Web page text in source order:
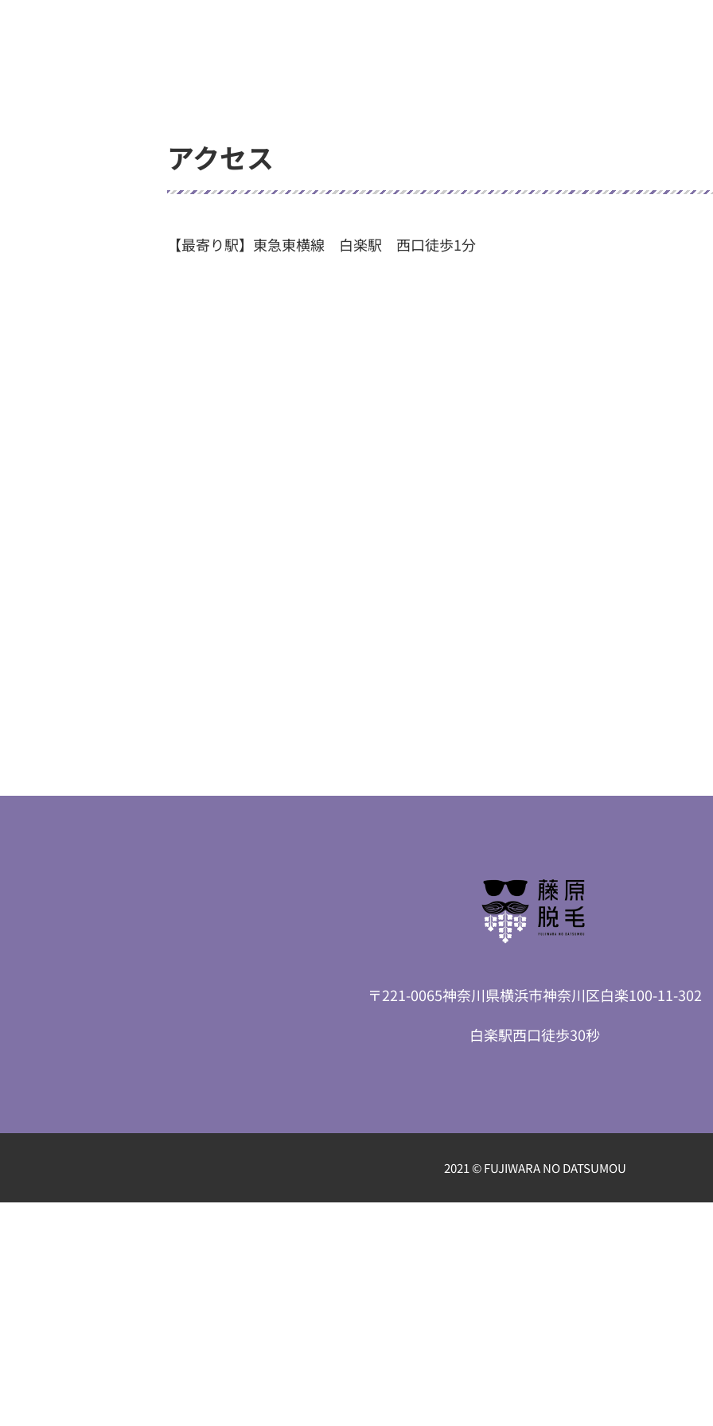
アクセス
【最寄り駅】東急東横線 白楽駅 西口徒歩1分
〒221-0065神奈川県横浜市神奈川区白楽100-11-302
白楽駅西口徒歩30秒
2021 © FUJIWARA NO DATSUMOU